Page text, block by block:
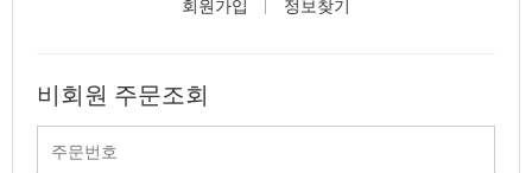
회원가입 정보찾기
비회원 주문조회